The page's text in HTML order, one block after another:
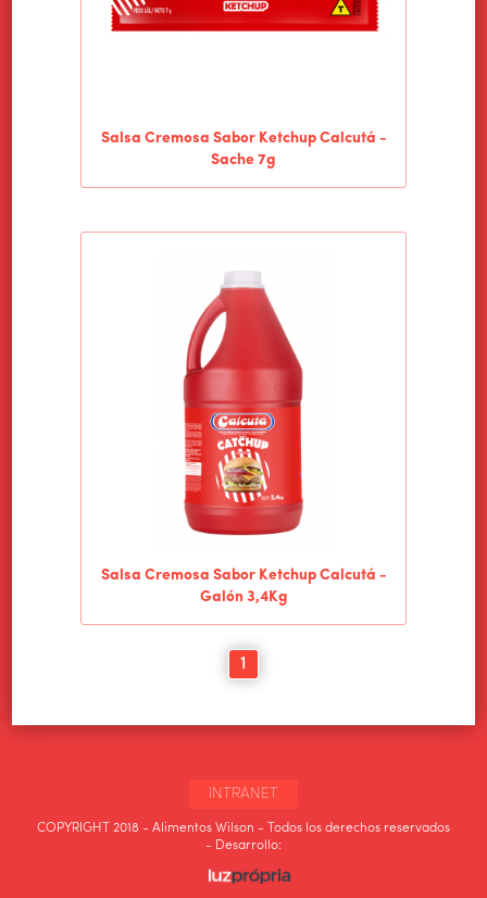
Salsa Cremosa Sabor Ketchup Calcutá -
Sache 7g
Salsa Cremosa Sabor Ketchup Calcutá -
Galón 3,4Kg
1
INTRANET
COPYRIGHT 2018 - Alimentos Wilson - Todos los derechos reservados
- Desarrollo: